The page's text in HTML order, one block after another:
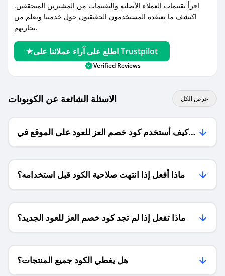
اقرأ تقييمات العملاء الأصلية والتقييمات من المشترين المتحققين.
اكتشف ما يعتقده المستخدمون الحقيقيون حول خدمتنا وتعلم من
تجاربهم.
اطلع على آراء عملائنا على Trustpilot
Verified Reviews
الاسئلة الشائعة عن الكوبونات عرض الكل
كيف أستخدم كود خصم العز للعود على الموقع في
السعودية؟
ماذا أفعل إذا انتهت صلاحية الكود قبل استخدامه؟
ماذا تفعل إذا لم تجد كود خصم العز للعود الجديد؟
هل يغطي الكود جميع المنتجات؟